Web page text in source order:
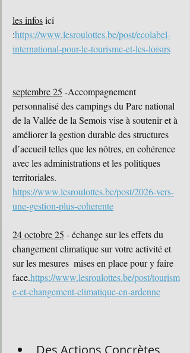
les infos ici
:https://www.lesroulottes.be/post/ecolabel-
international-pour-le-tourisme-et-les-loisirs
septembre 25 -Accompagnement
personnalisé des campings du Parc national
de la Vallée de la Semois vise à soutenir et à
améliorer la gestion durable des structures
d’accueil telles que les nôtres, en cohérence
avec les administrations et les politiques
territoriales.
https://www.lesroulottes.be/post/2026-vers-
une-gestion-plus-coherente
24 octobre 25 - échange sur les effets du
changement climatique sur votre activité et
sur les mesures  mises en place pour y faire
face.https://www.lesroulottes.be/post/tourism
e-et-changement-climatique-en-ardenne